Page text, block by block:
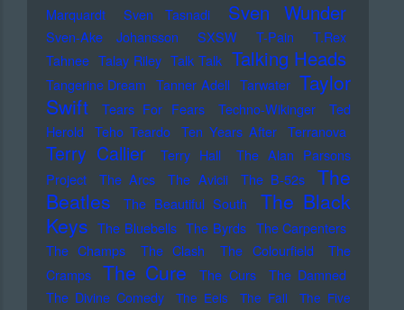
Marquardt
Sven Tasnadi Sven Wunder
Sven-Ake Johansson SXSW T-Pain
T.Rex
Tahnee Talay Riley Talk Talk Talking Heads
Tangerine Dream Tanner Adell Tarwater Taylor
Swift
Tears For Fears Techno-Wikinger
Ted
Herold
Teho Teardo Ten Years After Terranova
Terry Callier Terry Hall
The Alan Parsons
Project
The Arcs The Avicii The B-52s
The
Beatles
The Beautiful South
The Black
Keys The Bluebells The Byrds The Carpenters
The Champs
The Clash The Colourfield
The
Cramps
The Cure The Curs
The Damned
The Divine Comedy
The Eels The Fall
The Five